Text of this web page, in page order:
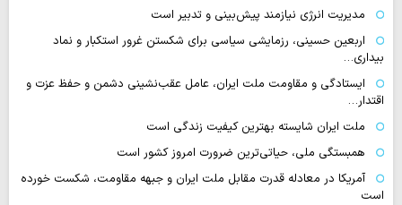
مدیریت انرژی نیازمند پیش‌بینی و تدبیر است
اربعین حسینی، رزمایشی سیاسی برای شکستن غرور استکبار و نماد
بیداری…
ایستادگی و مقاومت ملت ایران، عامل عقب‌نشینی دشمن و حفظ عزت و
اقتدار…
ملت ایران شایسته بهترین کیفیت زندگی است
همبستگی ملی، حیاتی‌ترین ضرورت امروز کشور است
آمریکا در معادله قدرت مقابل ملت ایران و جبهه مقاومت، شکست خورده
است